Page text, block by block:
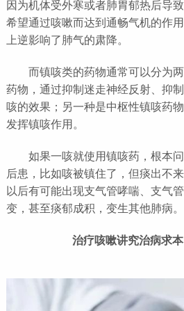
因为机体受外寒或者肺胃郁热后导
希望通过咳嗽而达到通畅气机的作
上逆影响了肺气的肃降。
而镇咳类的药物通常可以分为两
药物，通过抑制迷走神经反射、抑
咳的效果；另一种是中枢性镇咳药
发挥镇咳作用。
如果一咳就使用镇咳药，根本问
后患，比如咳被镇住了，但痰出不
以后有可能出现支气管哮喘、支气
变，甚至痰郁成积，变生其他肺病。
治疗咳嗽讲究治病求